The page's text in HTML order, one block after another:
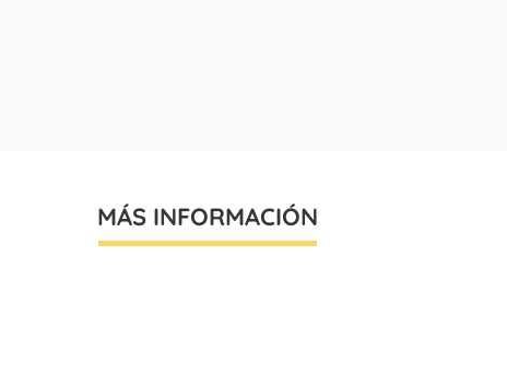
MÁS INFORMACIÓN